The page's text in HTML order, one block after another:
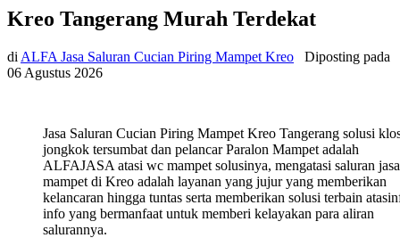
Kreo Tangerang Murah Terdekat
di ALFA Jasa Saluran Cucian Piring Mampet Kreo
Diposting pada
06 Agustus 2026
Jasa Saluran Cucian Piring Mampet Kreo Tangerang solusi
jongkok tersumbat dan pelancar Paralon Mampet adalah
ALFAJASA atasi wc mampet solusinya, mengatasi saluran jasa
mampet di Kreo adalah layanan yang jujur yang memberikan
kelancaran hingga tuntas serta memberikan solusi terbain
info yang bermanfaat untuk memberi kelayakan para aliran
salurannya.